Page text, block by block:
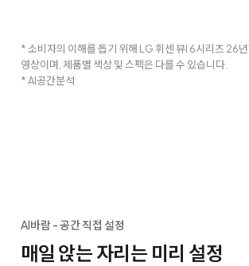
* 소비자의 이해를 돕기 위해 LG 휘센 뷰I 6시리즈 26
영상이며, 제품별 색상 및 스펙은 다를 수 있습니다.
* AI공간분석
AI바람 - 공간 직접 설정
매일 앉는 자리는 미리 설정